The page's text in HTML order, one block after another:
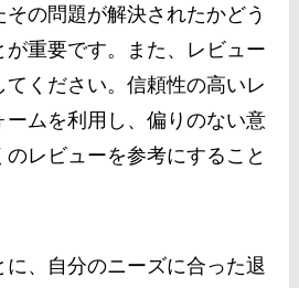
の問題が解決されたかどう
重要です。また、レビュー
ください。信頼性の高いレ
ームを利用し、偏りのない意
のレビューを参考にすること
に、自分のニーズに合った退